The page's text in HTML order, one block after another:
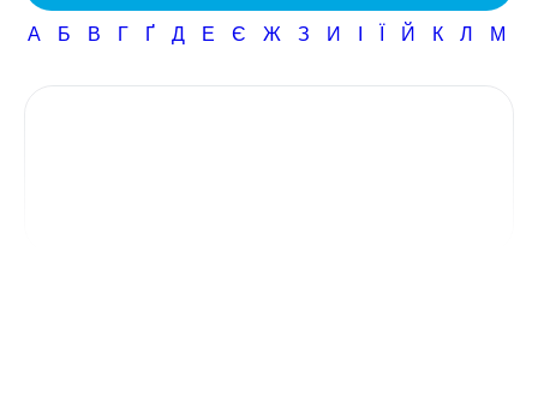
А Б В Г Ґ Д Е Є Ж З И І Ї Й К Л М